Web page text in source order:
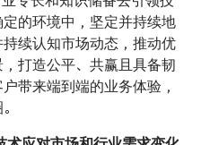
的环境中，坚定并持续地
续认知市场动态，推动优
打造公平、共赢且具备韧
带来端到端的业务体验，